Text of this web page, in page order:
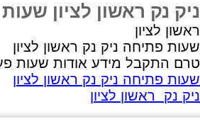
ניק נק ראשון לציון
ראשון לציון
שעות פתיחה ניק נק ראשון לציון
טרם התקבל מידע אודות שעות
שעות פתיחה ניק נק ראשון לציון
ניק נק ראשון לציון